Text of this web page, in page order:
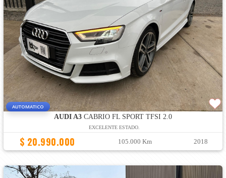
AUTOMATICO
AUDI A3CABRIO FL SPORT TFSI 2.0
EXCELENTE ESTADO.
$ 20.990.000 105.000 Km 2018